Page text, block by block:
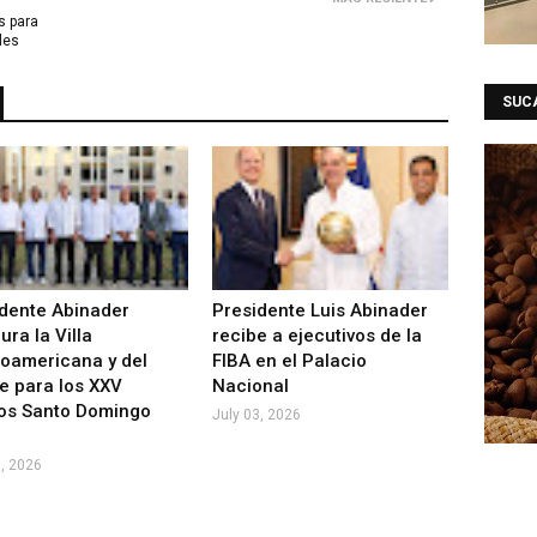
para
Abinader
la Villa
y del
para los XXV
Santo Domingo
2026
Presidente Luis Abinader
recibe a ejecutivos de la
FIBA en el Palacio
Nacional
July 03, 2026